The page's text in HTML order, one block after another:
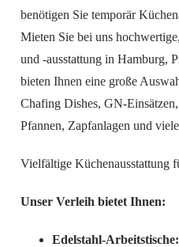
benötigen Sie temporär
Mieten Sie bei uns
und -ausstattung in Hamburg,
bieten Ihnen eine große
Chafing Dishes, GN-
Pfannen, Zapfanlagen und
Vielfältige Küchenausstattung
Unser Verleih bietet Ihnen:
Edelstahl-Arbeitstische: